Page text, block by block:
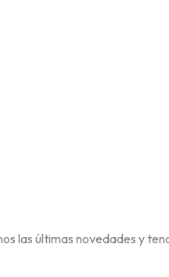
las últimas novedades y